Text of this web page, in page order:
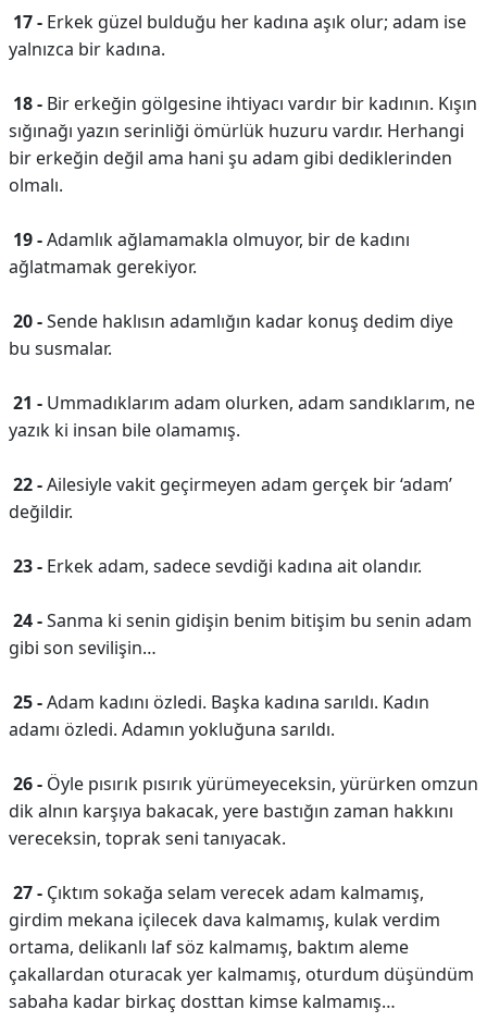
17 - Erkek güzel bulduğu her kadına aşık olur; adam ise
yalnızca bir kadına.
18 - Bir erkeğin gölgesine ihtiyacı vardır bir kadının. Kışın
sığınağı yazın serinliği ömürlük huzuru vardır. Herhangi
bir erkeğin değil ama hani şu adam gibi dediklerinden
olmalı.
19 -Adamlık ağlamamakla olmuyor, bir de kadını
ağlatmamak gerekiyor.
20 -Sende haklısın adamlığın kadar konuş dedim diye
bu susmalar.
21 - Ummadıklarım adam olurken, adam sandıklarım, ne
yazık ki insan bile olamamış.
22 -Ailesiyle vakit geçirmeyen adam gerçek bir ‘adam’
değildir.
23 - Erkek adam, sadece sevdiği kadına ait olandır.
24 -Sanma ki senin gidişin benim bitişim bu senin adam
gibi son sevilişin…
25 -Adam kadını özledi. Başka kadına sarıldı. Kadın
adamı özledi. Adamın yokluğuna sarıldı.
26 - Öyle pısırık pısırık yürümeyeceksin, yürürken omzun
dik alnın karşıya bakacak, yere bastığın zaman hakkını
vereceksin, toprak seni tanıyacak.
27 - Çıktım sokağa selam verecek adam kalmamış,
girdim mekana içilecek dava kalmamış, kulak verdim
ortama, delikanlı laf söz kalmamış, baktım aleme
çakallardan oturacak yer kalmamış, oturdum düşündüm
sabaha kadar birkaç dosttan kimse kalmamış…